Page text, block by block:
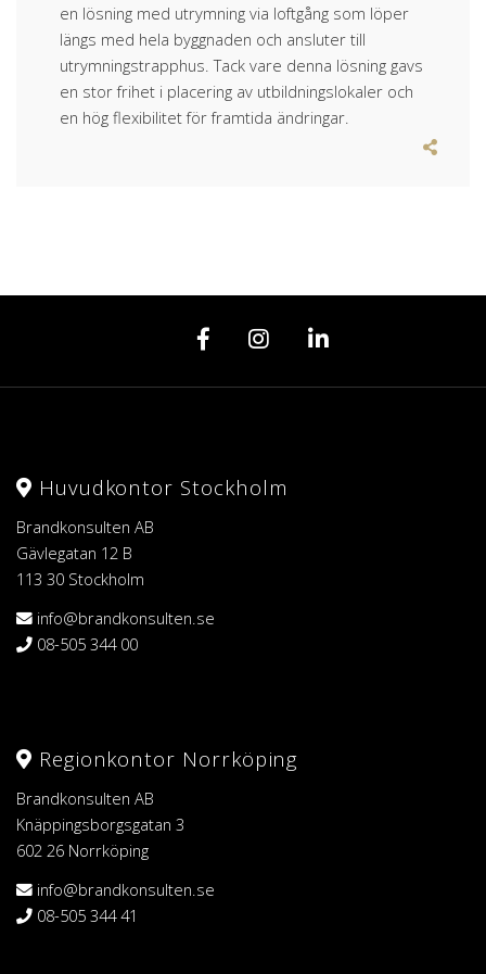
en lösning med utrymning via loftgång som löper
längs med hela byggnaden och ansluter till
utrymningstrapphus. Tack vare denna lösning gavs
en stor frihet i placering av utbildningslokaler och
en hög flexibilitet för framtida ändringar.
Huvudkontor Stockholm
Brandkonsulten AB
Gävlegatan 12 B
113 30 Stockholm
info@brandkonsulten.se
08-505 344 00
Regionkontor Norrköping
Brandkonsulten AB
Knäppingsborgsgatan 3
602 26 Norrköping
info@brandkonsulten.se
08-505 344 41